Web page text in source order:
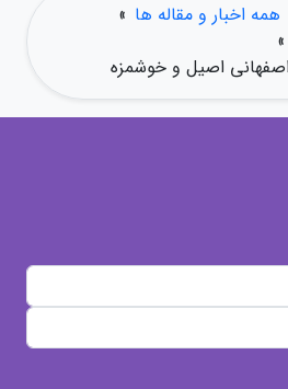
همه اخبار و مقاله ها »
»
اصیل و خوشمزه